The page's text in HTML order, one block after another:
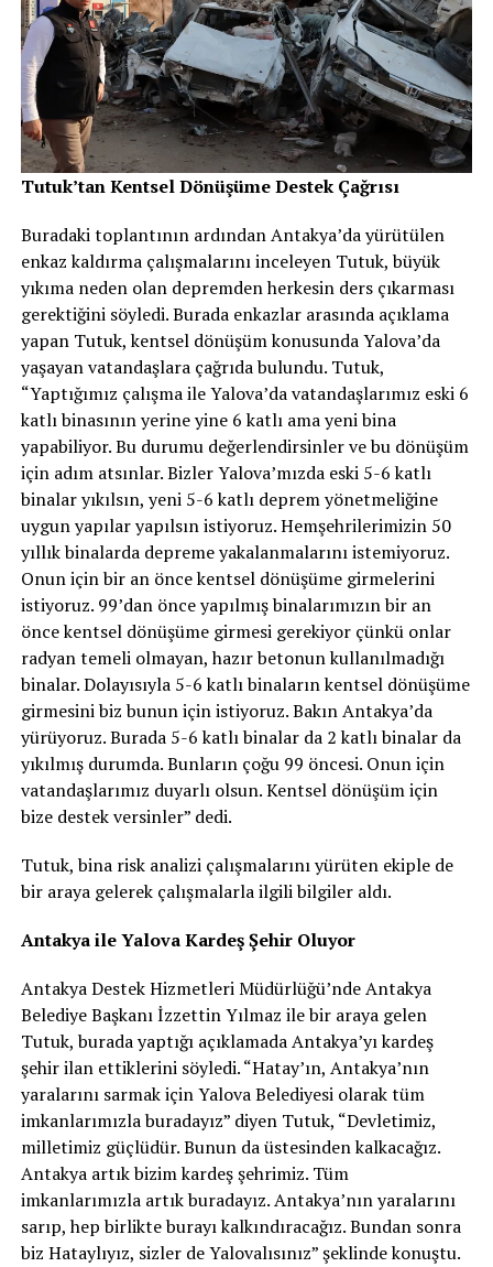
Tutuk’tan Kentsel Dönüşüme Destek Çağrısı
Buradaki toplantının ardından Antakya’da yürütülen
enkaz kaldırma çalışmalarını inceleyen Tutuk, büyük
yıkıma neden olan depremden herkesin ders çıkarması
gerektiğini söyledi. Burada enkazlar arasında açıklama
yapan Tutuk, kentsel dönüşüm konusunda Yalova’da
yaşayan vatandaşlara çağrıda bulundu. Tutuk,
“Yaptığımız çalışma ile Yalova’da vatandaşlarımız eski 6
katlı binasının yerine yine 6 katlı ama yeni bina
yapabiliyor. Bu durumu değerlendirsinler ve bu dönüşüm
için adım atsınlar. Bizler Yalova’mızda eski 5-6 katlı
binalar yıkılsın, yeni 5-6 katlı deprem yönetmeliğine
uygun yapılar yapılsın istiyoruz. Hemşehrilerimizin 50
yıllık binalarda depreme yakalanmalarını istemiyoruz.
Onun için bir an önce kentsel dönüşüme girmelerini
istiyoruz. 99’dan önce yapılmış binalarımızın bir an
önce kentsel dönüşüme girmesi gerekiyor çünkü onlar
radyan temeli olmayan, hazır betonun kullanılmadığı
binalar. Dolayısıyla 5-6 katlı binaların kentsel dönüşüme
girmesini biz bunun için istiyoruz. Bakın Antakya’da
yürüyoruz. Burada 5-6 katlı binalar da 2 katlı binalar da
yıkılmış durumda. Bunların çoğu 99 öncesi. Onun için
vatandaşlarımız duyarlı olsun. Kentsel dönüşüm için
bize destek versinler” dedi.
Tutuk, bina risk analizi çalışmalarını yürüten ekiple de
bir araya gelerek çalışmalarla ilgili bilgiler aldı.
Antakya ile Yalova Kardeş Şehir Oluyor
Antakya Destek Hizmetleri Müdürlüğü’nde Antakya
Belediye Başkanı İzzettin Yılmaz ile bir araya gelen
Tutuk, burada yaptığı açıklamada Antakya’yı kardeş
şehir ilan ettiklerini söyledi. “Hatay’ın, Antakya’nın
yaralarını sarmak için Yalova Belediyesi olarak tüm
imkanlarımızla buradayız” diyen Tutuk, “Devletimiz,
milletimiz güçlüdür. Bunun da üstesinden kalkacağız.
Antakya artık bizim kardeş şehrimiz. Tüm
imkanlarımızla artık buradayız. Antakya’nın yaralarını
sarıp, hep birlikte burayı kalkındıracağız. Bundan sonra
biz Hataylıyız, sizler de Yalovalısınız” şeklinde konuştu.